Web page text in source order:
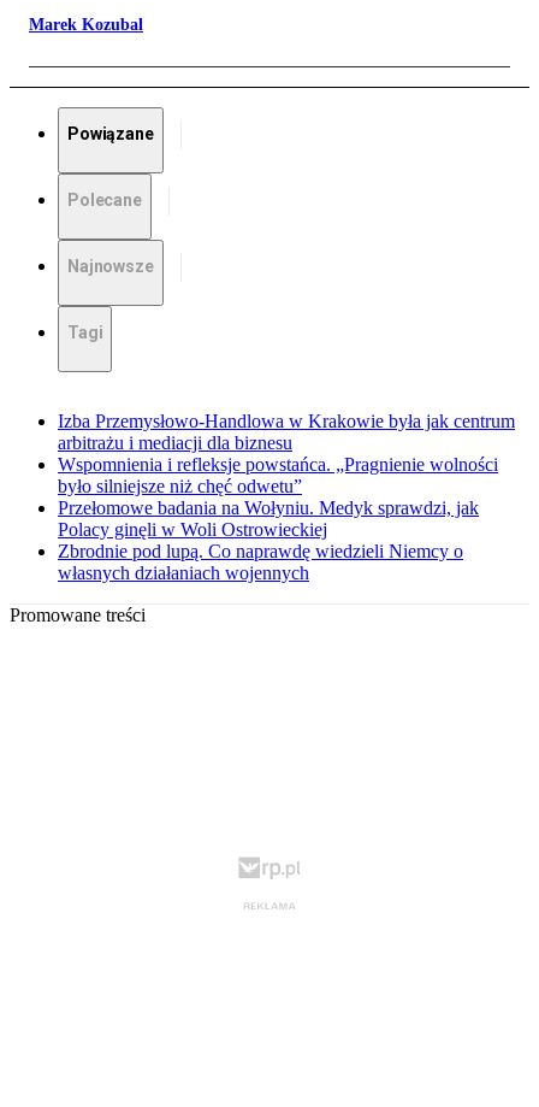
Marek Kozubal
Powiązane
Polecane
Najnowsze
Tagi
Izba Przemysłowo-Handlowa w Krakowie była jak centrum
arbitrażu i mediacji dla biznesu
Wspomnienia i refleksje powstańca. „Pragnienie wolności
było silniejsze niż chęć odwetu”
Przełomowe badania na Wołyniu. Medyk sprawdzi, jak
Polacy ginęli w Woli Ostrowieckiej
Zbrodnie pod lupą. Co naprawdę wiedzieli Niemcy o
własnych działaniach wojennych
Promowane treści